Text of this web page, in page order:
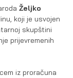
Željko
koji je usvojen
skupštini
prijevremenih
iz proračuna